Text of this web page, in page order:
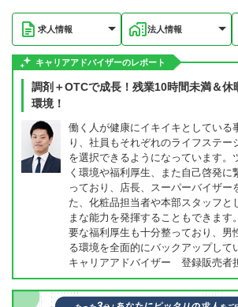
求人情報 法人情報
キャリアアドバイザーのレポート
調剤＋OTCで成長！残業10時間未満＆休
環境！
働く人が健康にイキイキとしている
り、社員もそれぞれのライフステー
を選択できるようになっています。
く環境や福利厚生、また自己啓発に
っており、店長、スーパーバイザー
た、化粧品担当者や本部スタッフと
まな能力を発揮することもできます
要な福利厚生も十分整っており、男
る環境を全面的にバックアップして
キャリアアドバイザー 登録販売者